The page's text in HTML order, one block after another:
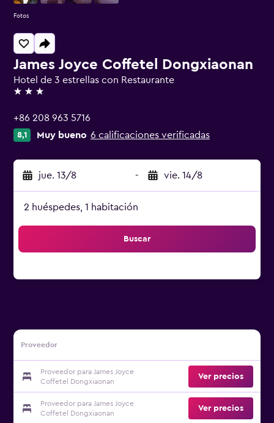
James Joyce Coffetel Dongxiaonan
Hotel de 3 estrellas con Restaurante
3 estrellas
+86 208 963 5716
8,1 Muy bueno 6 calificaciones verificadas
jue. 13/8 - vie. 14/8
2 huéspedes, 1 habitación
Buscar
Proveedor
Proveedor para James Joyce
Coffetel Dongxiaonan
Ver precios
Proveedor para James Joyce
Coffetel Dongxiaonan
Ver precios
Fotos